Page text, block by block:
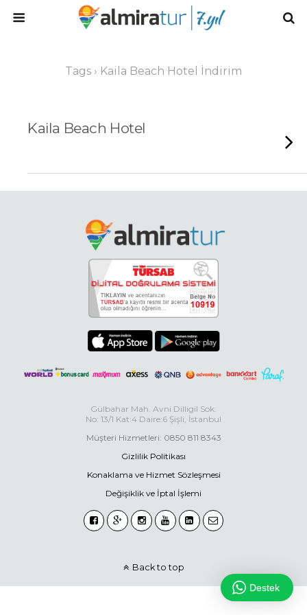
Tags › Kaila Beach Hotel İndirim
Kaila Beach Hotel
Gülbahar Mah. Avni Dilligil Sok.
No: 13/1 Kat:4 Daire:6 Şişli, İstanbul
Müşteri Hizmetleri: 0850 811 8343
Gizlilik Politikası
Konaklama ve Hizmet Sözleşmesi
Değişiklik ve İptal İşlemi
Back to top
Destek